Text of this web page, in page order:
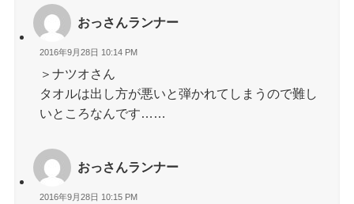
おっさんランナー
2016年9月28日 10:14 PM
＞ナツオさん
タオルは出し方が悪いと弾かれてしまうので難し
いところなんです……
おっさんランナー
2016年9月28日 10:15 PM